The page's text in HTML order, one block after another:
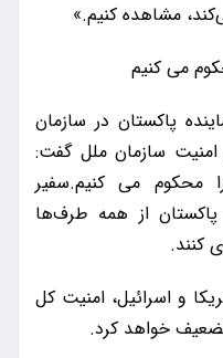
مشاهده کنیم.»
می کنیم
پاکستان در سازمان
سازمان ملل گفت:
محکوم می کنیم.سفیر
پاکستان از همه طرف‌ها
کنند.
و اسرائیل، امنیت کل
خواهد کرد.